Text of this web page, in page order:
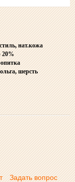
нат.кожа
20%
шерсть
Задать вопрос